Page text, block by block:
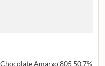
Chocolate Amargo 805 50,7%